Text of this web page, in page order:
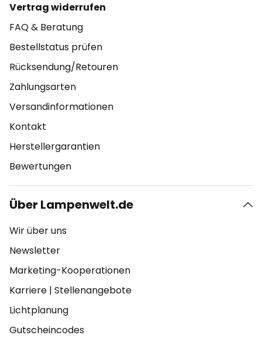
Vertrag widerrufen
FAQ & Beratung
Bestellstatus prüfen
Rücksendung/Retouren
Zahlungsarten
Versandinformationen
Kontakt
Herstellergarantien
Bewertungen
Über Lampenwelt.de
Wir über uns
Newsletter
Marketing-Kooperationen
Karriere | Stellenangebote
Lichtplanung
Gutscheincodes